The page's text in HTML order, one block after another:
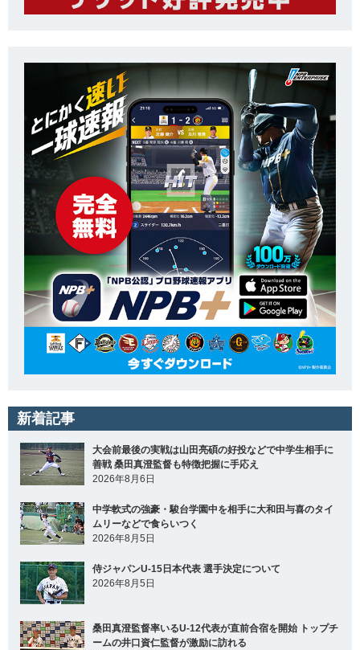
新着記事
大会前最後の実戦は山田亮碩の好投などで中学生相手に
善戦 桑田真澄監督も特徴把握に手応え
2026年8月6日
中学軟式の強豪・駿台学園中を相手に大和田与喜のタイ
ムリーなどで食らいつく
2026年8月5日
侍ジャパンU-15日本代表 選手決定について
2026年8月5日
桑田真澄監督率いるU-12代表が直前合宿を開始 トップチ
ームの井口資仁監督が激励に訪れる